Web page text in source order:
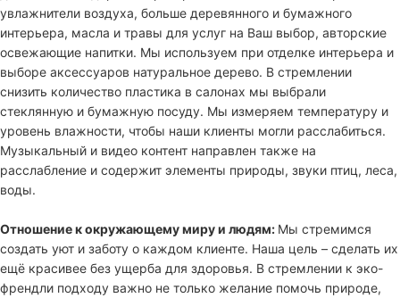
увлажнители воздуха, больше деревянного и бумажного
интерьера, масла и травы для услуг на Ваш выбор, авторские
освежающие напитки. Мы используем при отделке интерьера и
выборе аксессуаров натуральное дерево. В стремлении
снизить количество пластика в салонах мы выбрали
стеклянную и бумажную посуду. Мы измеряем температуру и
уровень влажности, чтобы наши клиенты могли расслабиться.
Музыкальный и видео контент направлен также на
расслабление и содержит элементы природы, звуки птиц, леса,
воды.
Отношение к окружающему миру и людям: Мы стремимся
создать уют и заботу о каждом клиенте. Наша цель – сделать их
ещё красивее без ущерба для здоровья. В стремлении к эко-
френдли подходу важно не только желание помочь природе,